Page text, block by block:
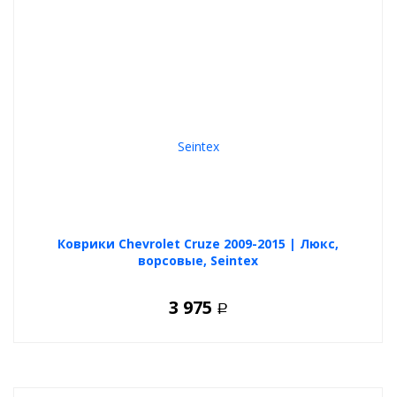
Коврики Chevrolet Cruze 2009-2015 | Люкс,
ворсовые, Seintex
3 975 Р